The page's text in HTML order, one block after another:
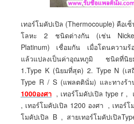
เทอร์โมคัปเปิล (Thermocouple) คือ
โลหะ 2 ชนิดต่างกัน (เช่น
Platinum) เชื่อมกัน เมื่อโดนความร้
แล้วแปลงเป็นค่าอุณหภูมิ ชนิดที่นิ
1.Type K (นิยมที่สุด) 2. Type N (เ
Type R / S (แพลตตินั่ม) และทางร้า
1000องศา , เทอร์โมคัปเปิล type r ,
, เทอร์โมคัปเปิล 1200 องศา , เทอร์โ
โมคัปเปิล B , สายเทอร์โมคัปเปิล